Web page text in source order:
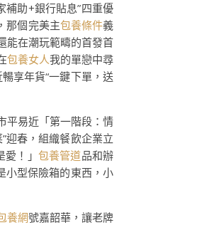
補助+銀行貼息”四重優
那個完美主包養條件義
能在潮玩範疇的首發首
包養女人我的單戀中尋
享年貨“一鍵下單，送
平易近「第一階段：情
迎春，組織餐飲企業立
愛！」 包養管道品和辦
小型保險箱的東西，小
養網號嘉韶華，讓老牌